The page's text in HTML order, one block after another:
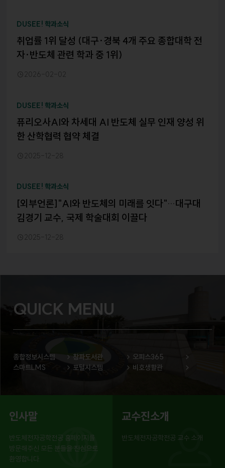
DUSEE! 학과소식
취업률 1위 달성 (대구·경북 4개 주요 종합대학 전
자·반도체 관련 학과 중 1위)
2026-02-02
DUSEE! 학과소식
퓨리오사AI와 차세대 AI 반도체 실무 인재 양성 위
한 산학협력 협약 체결
2025-12-28
DUSEE! 학과소식
[외부언론]"AI와 반도체의 미래를 잇다"…대구대
김경기 교수, 국제 학술대회 이끌다
2025-12-28
QUICK MENU
종합정보시스템 창파도서관
오피스365
스마트LMS
포털시스템 비호생활관
인사말
반도체전자공학전공 홈페이지를
방문해주신 모든 분들을 진심으로
환영합니다.
교수진소개
반도체전자공학전공 교수 소개